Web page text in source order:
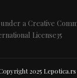
a Creative
License35
2025 Lepotica.rs